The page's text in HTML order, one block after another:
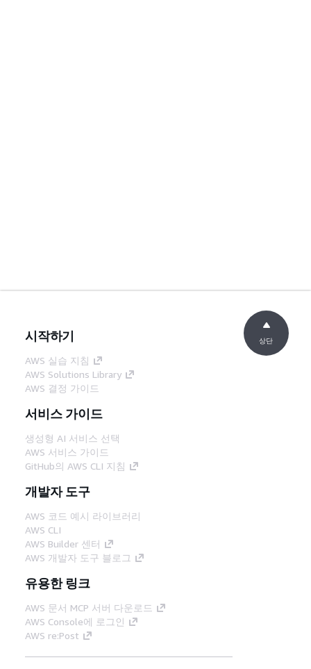
시작하기
AWS 실습 지침
AWS Solutions Library
AWS 결정 가이드
서비스 가이드
생성형 AI 서비스 선택
AWS 서비스 가이드
GitHub의 AWS CLI 지침
개발자 도구
AWS 코드 예시 라이브러리
AWS CLI
AWS Builder 센터
AWS 개발자 도구 블로그
유용한 링크
AWS 문서 MCP 서버 다운로드
AWS Console에 로그인
AWS re:Post
상단